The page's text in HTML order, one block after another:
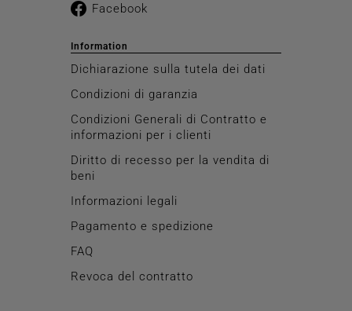
Facebook
Information
Dichiarazione sulla tutela dei dati
Condizioni di garanzia
Condizioni Generali di Contratto e
informazioni per i clienti
Diritto di recesso per la vendita di
beni
Informazioni legali
Pagamento e spedizione
FAQ
Revoca del contratto